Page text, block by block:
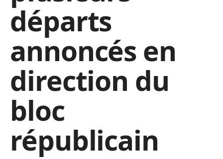
départs
annoncés en
direction du
bloc
républicain